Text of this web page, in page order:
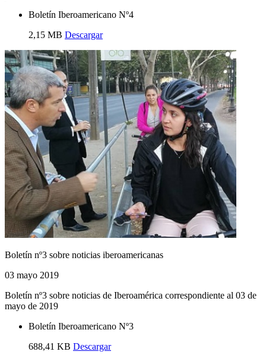
Boletín Iberoamericano Nº4
2,15 MB Descargar
Boletín nº3 sobre noticias iberoamericanas
03 mayo 2019
Boletín nº3 sobre noticias de Iberoamérica correspondiente al 03 de
mayo de 2019
Boletín Iberoamericano Nº3
688,41 KB Descargar